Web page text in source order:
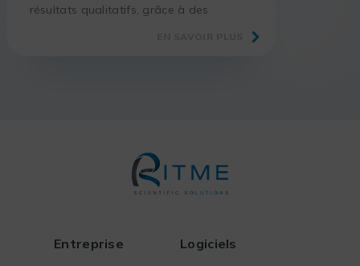
résultats qualitatifs, grâce à des
Entreprise Logiciels